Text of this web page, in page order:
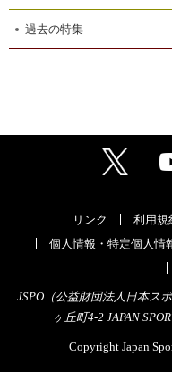
過去の特集
リンク
利用規
個人情報・特定個人情
JSPO（公益財団法人日本ス
ヶ丘町4-2 JAPAN
Copyright Japan